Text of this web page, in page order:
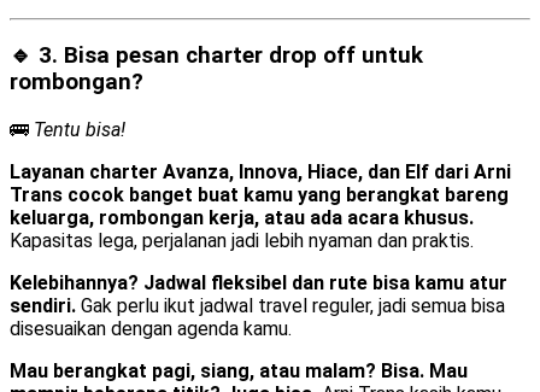
🔹 3. Bisa pesan charter drop off untuk
rombongan?
🚌 Tentu bisa!
Layanan charter Avanza, Innova, Hiace, dan Elf dari Arni
Trans cocok banget buat kamu yang berangkat bareng
keluarga, rombongan kerja, atau ada acara khusus.
Kapasitas lega, perjalanan jadi lebih nyaman dan praktis.
Kelebihannya? Jadwal fleksibel dan rute bisa kamu atur
sendiri. Gak perlu ikut jadwal travel reguler, jadi semua bisa
disesuaikan dengan agenda kamu.
Mau berangkat pagi, siang, atau malam? Bisa. Mau